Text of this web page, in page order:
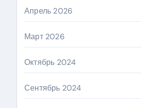
Апрель 2026
Март 2026
Октябрь 2024
Сентябрь 2024